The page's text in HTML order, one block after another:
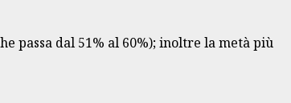
passa dal 51% al 60%); inoltre la metà più